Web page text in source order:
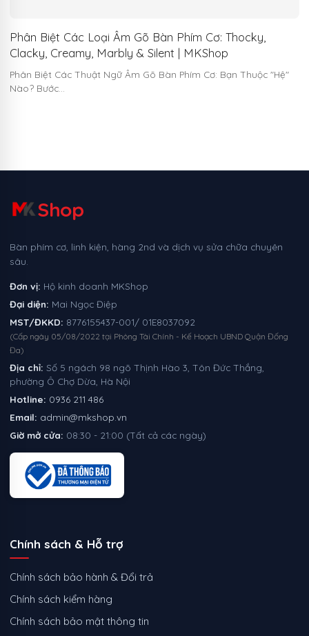
Phân Biệt Các Loại Âm Gõ Bàn Phím Cơ: Thocky,
Clacky, Creamy, Marbly & Silent | MKShop
Phân Biệt Các Thuật Ngữ Âm Gõ Bàn Phím Cơ: Bạn Thuộc "Hệ"
Nào? Bước…
Shop
Bàn phím cơ, linh kiện, hàng 2nd và dịch vụ sửa chữa chuyên
sâu.
Đơn vị: Hộ kinh doanh MKShop
Đại diện: Mai Ngọc Điệp
MST/ĐKKD: 8776155437-001/ 01E8037092
(Cấp ngày 05/08/2022 tại Phòng Tài Chính - Kế Hoạch UBND Quận Đống
Đa)
Địa chỉ: Số 5 ngách 98 ngõ Thịnh Hào 3, Tôn Đức Thắng,
phường Ô Chợ Dừa, Hà Nội
Hotline: 0936 211 486
Email: admin@mkshop.vn
Giờ mở cửa: 08:30 - 21:00 (Tất cả các ngày)
Chính sách & Hỗ trợ
Chính sách bảo hành & Đổi trả
Chính sách kiểm hàng
Chính sách bảo mật thông tin